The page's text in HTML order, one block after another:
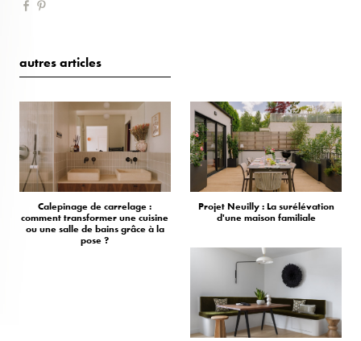
autres articles
Calepinage de carrelage :
comment transformer une cuisine
ou une salle de bains grâce à la
pose ?
Projet Neuilly : La surélévation
d'une maison familiale